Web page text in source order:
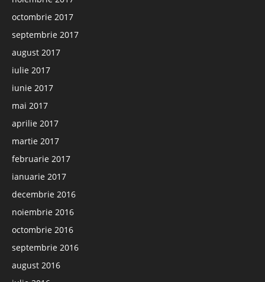
octombrie 2017
septembrie 2017
august 2017
iulie 2017
iunie 2017
mai 2017
aprilie 2017
martie 2017
februarie 2017
ianuarie 2017
decembrie 2016
noiembrie 2016
octombrie 2016
septembrie 2016
august 2016